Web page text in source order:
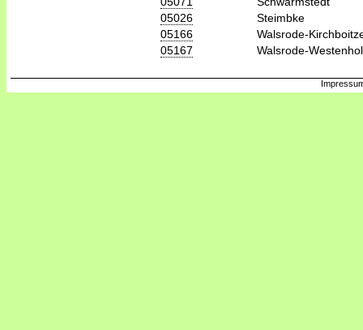
05026
Steimbke
05166
Walsrode-
05167
Walsrode-